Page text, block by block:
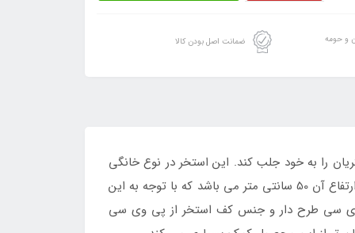
و حومه ضمانت اصل بودن کالا
را به خود جلب کند. این استخر در نوع خانگی
طراحی و تولید شده است و دارای ابعاد مناسبی نیز می باشد ، طول این استخر 130 سانتی متر ، عرض استخر 90 سانتی متر و ارتفاع آن 50 سانتی متر می باشد که با توجه به این
از پی وی سی طرح دار و جنس کف استخر از پی وی سی